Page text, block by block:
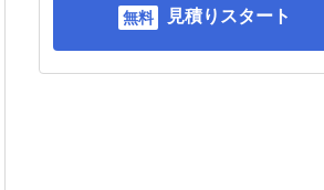
見積りスタート